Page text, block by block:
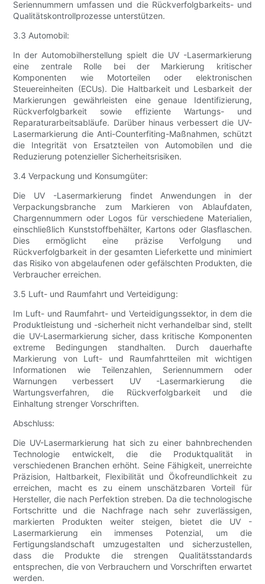
Seriennummern umfassen und die Rückverfolgbarkeits- und
Qualitätskontrollprozesse unterstützen.
3.3 Automobil:
In der Automobilherstellung spielt die UV -Lasermarkierung
eine zentrale Rolle bei der Markierung kritischer
Komponenten wie Motorteilen oder elektronischen
Steuereinheiten (ECUs). Die Haltbarkeit und Lesbarkeit der
Markierungen gewährleisten eine genaue Identifizierung,
Rückverfolgbarkeit sowie effiziente Wartungs- und
Reparaturarbeitsabläufe. Darüber hinaus verbessert die UV-
Lasermarkierung die Anti-Counterfiting-Maßnahmen, schützt
die Integrität von Ersatzteilen von Automobilen und die
Reduzierung potenzieller Sicherheitsrisiken.
3.4 Verpackung und Konsumgüter:
Die UV -Lasermarkierung findet Anwendungen in der
Verpackungsbranche zum Markieren von Ablaufdaten,
Chargennummern oder Logos für verschiedene Materialien,
einschließlich Kunststoffbehälter, Kartons oder Glasflaschen.
Dies ermöglicht eine präzise Verfolgung und
Rückverfolgbarkeit in der gesamten Lieferkette und minimiert
das Risiko von abgelaufenen oder gefälschten Produkten, die
Verbraucher erreichen.
3.5 Luft- und Raumfahrt und Verteidigung:
Im Luft- und Raumfahrt- und Verteidigungssektor, in dem die
Produktleistung und -sicherheit nicht verhandelbar sind, stellt
die UV-Lasermarkierung sicher, dass kritische Komponenten
extreme Bedingungen standhalten. Durch dauerhafte
Markierung von Luft- und Raumfahrtteilen mit wichtigen
Informationen wie Teilenzahlen, Seriennummern oder
Warnungen verbessert UV -Lasermarkierung die
Wartungsverfahren, die Rückverfolgbarkeit und die
Einhaltung strenger Vorschriften.
Abschluss:
Die UV-Lasermarkierung hat sich zu einer bahnbrechenden
Technologie entwickelt, die die Produktqualität in
verschiedenen Branchen erhöht. Seine Fähigkeit, unerreichte
Präzision, Haltbarkeit, Flexibilität und Ökofreundlichkeit zu
erreichen, macht es zu einem unschätzbaren Vorteil für
Hersteller, die nach Perfektion streben. Da die technologische
Fortschritte und die Nachfrage nach sehr zuverlässigen,
markierten Produkten weiter steigen, bietet die UV -
Lasermarkierung ein immenses Potenzial, um die
Fertigungslandschaft umzugestalten und sicherzustellen,
dass die Produkte die strengen Qualitätsstandards
entsprechen, die von Verbrauchern und Vorschriften erwartet
werden.